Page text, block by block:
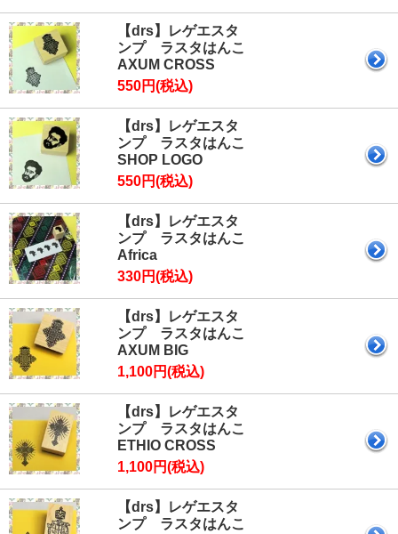
【drs】レゲエスタ
ンプ ラスタはんこ
AXUM CROSS
550円(税込)
【drs】レゲエスタ
ンプ ラスタはんこ
SHOP LOGO
550円(税込)
【drs】レゲエスタ
ンプ ラスタはんこ
Africa
330円(税込)
【drs】レゲエスタ
ンプ ラスタはんこ
AXUM BIG
1,100円(税込)
【drs】レゲエスタ
ンプ ラスタはんこ
ETHIO CROSS
1,100円(税込)
【drs】レゲエスタ
ンプ ラスタはんこ